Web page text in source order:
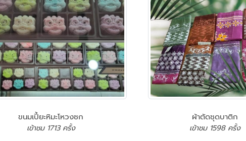
ขนมเปี้ยะหิมะโหวงซก
เข้าชม 1713 ครั้ง
ผ้าตัดชุดบาติก
เข้าชม 1598 ครั้ง